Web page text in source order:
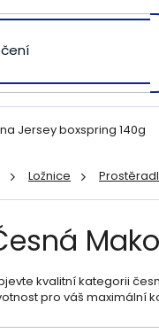
Jersey boxspring 140g
Ložnice
kvalitní kategorii
pro váš maximální